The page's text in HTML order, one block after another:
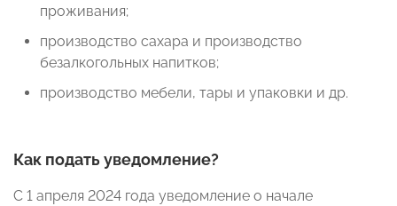
проживания;
производство сахара и производство
безалкогольных напитков;
производство мебели, тары и упаковки и др.
Как подать уведомление?
С 1 апреля 2024 года уведомление о начале